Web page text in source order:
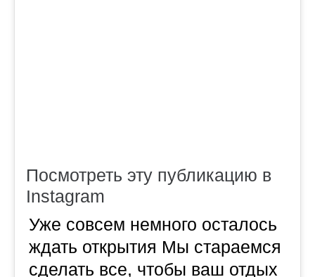
Посмотреть эту публикацию в
Instagram
Уже совсем немного осталось
ждать открытия Мы стараемся
сделать все, чтобы ваш отдых